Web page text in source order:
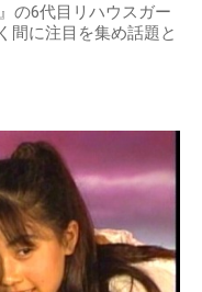
の6代目リハウスガー
間に注目を集め話題と